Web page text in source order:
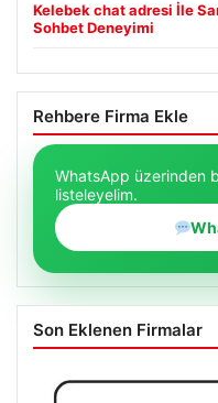
Kelebek chat adresi İle
Sohbet Deneyimi
Rehbere Firma Ekle
WhatsApp üzerinden
listeleyelim.
Son Eklenen Firmalar